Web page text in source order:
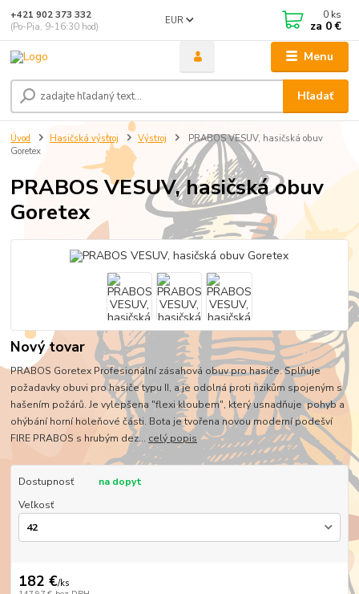
Menu
EUR
Hľadať
+421 902 373 332
(Po-Pia, 9-16:30 hod)
0 ks
za 0 €
Úvod Hasičská výstroj Výstroj
PRABOS VESUV, hasičská obuv
Goretex
PRABOS VESUV, hasičská obuv
Goretex
Nový tovar
PRABOS Goretex Profesionální zásahová obuv pro hasiče. Splňuje
požadavky obuvi pro hasiče typu II, a je odolná proti rizikům spojeným s
hašením požárů. Je vylepšena "flexi kloubem", který usnadňuje pohyb a
ohýbání horní holeňové části. Bota je tvořena novou moderní podešví
FIRE PRABOS s hrubým dez... celý popis
Dostupnosť
na dopyt
Veľkosť
182 €/ks